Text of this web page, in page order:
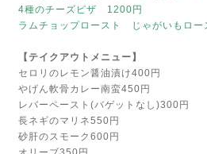
4種のチーズピザ 1200円
ラムチョップロースト じゃがいもロ
【テイクアウトメニュー】
セロリのレモン醤油漬け400円
やげん軟骨カレー南蛮450円
レバーペースト(バゲットなし)300円
長ネギのマリネ550円
砂肝のスモーク600円